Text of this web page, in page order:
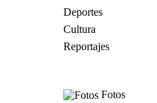
Deportes
Cultura
Reportajes
Fotos